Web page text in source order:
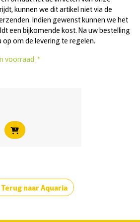
kunnen we dit artikel niet via de
Indien gewenst kunnen we het
een bijkomende kost. Na uw bestelling
om de levering te regelen.
voorraad. *
Terug naar Aquaria